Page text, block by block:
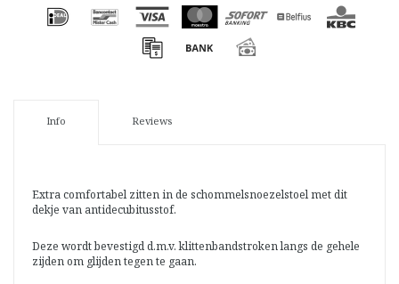
Info Reviews
Extra comfortabel zitten in de schommelsnoezelstoel met dit
dekje van antidecubitusstof.
Deze wordt bevestigd d.m.v. klittenbandstroken langs de gehele
zijden om glijden tegen te gaan.